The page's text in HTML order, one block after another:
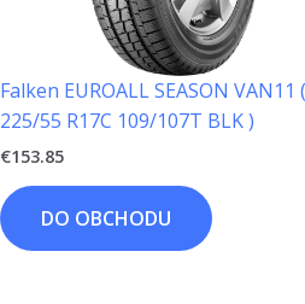
Falken EUROALL SEASON VAN11 (
225/55 R17C 109/107T BLK )
€153.85
DO OBCHODU